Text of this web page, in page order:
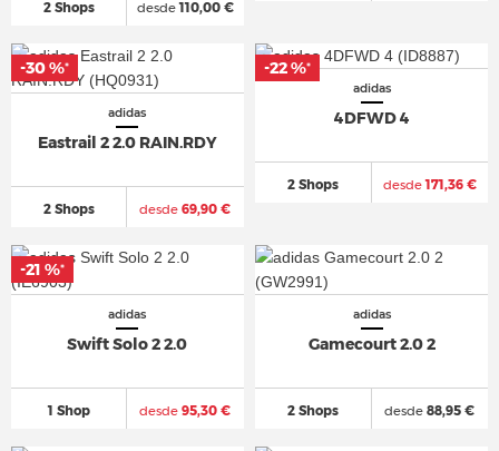
2 Shops desde110,00 €
adidas
Eastrail 2 2.0 RAIN.RDY
2 Shops desde 69,90 €
-30 %*
adidas
4DFWD 4
2 Shops desde171,36 €
-22 %*
adidas
Swift Solo 2 2.0
1 Shop desde 95,30 €
-21 %*
adidas
Gamecourt 2.0 2
2 Shops desde 88,95 €